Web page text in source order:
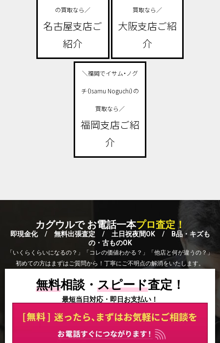
の買取なら／
名古屋支店ご
紹介
買取なら／
大阪支店ご紹
介
＼福岡でイサム・ノグ
チ（Isamu Noguchi）の
買取なら／
福岡支店ご紹
介
カグウルで お電話一本プロ査定！
即現金化 / 無料出張査定 / 土日祝夜間OK / B品・キズも
の・古ものOK
「いくらくらいになるの？」「コレの価値わかる？」「他店と何が違うの？」
初めての方はまずはご質問から！丁寧にご不明点の解消をいたします。
無料相談・ スピード査定！
最短当日対応・即日お支払い！